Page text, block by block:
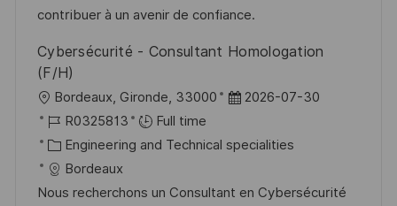
y
contribuer à un avenir de confiance.
Cybersécurité - Consultant Homologation
(F/H)
L
o
c
a
t
Bordeaux, Gironde, 33000
P
s
e
2026-07-30
J
o
b
I
R0325813
Full time
C
a
t
Engineering and Technical specialities
Bordeaux
Nous recherchons un Consultant en Cybersécurité